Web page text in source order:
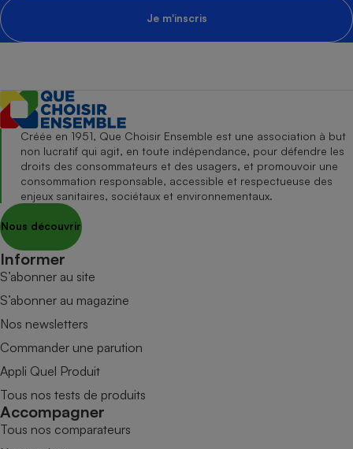
Je m'inscris
Créée en 1951, Que Choisir Ensemble est une association à but
non lucratif qui agit, en toute indépendance, pour défendre les
droits des consommateurs et des usagers, et promouvoir une
consommation responsable, accessible et respectueuse des
enjeux sanitaires, sociétaux et environnementaux.
Nous découvrir
Informer
S’abonner au site
S’abonner au magazine
Nos newsletters
Commander une parution
Appli Quel Produit
Tous nos tests de produits
Accompagner
Tous nos comparateurs